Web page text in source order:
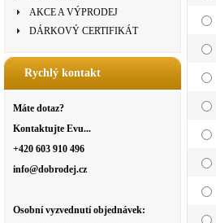
AKCE A VÝPRODEJ
DÁRKOVÝ CERTIFIKÁT
Rychlý kontakt
Máte dotaz?
Kontaktujte Evu...
+420 603 910 496
info@dobrodej.cz
Osobní vyzvednutí objednávek: